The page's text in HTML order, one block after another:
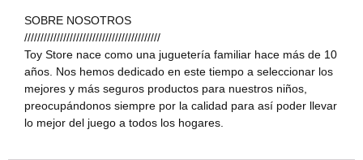
SOBRE NOSOTROS
//////////////////////////////////////////
Toy Store nace como una juguetería familiar hace más de 10
años. Nos hemos dedicado en este tiempo a seleccionar los
mejores y más seguros productos para nuestros niños,
preocupándonos siempre por la calidad para así poder llevar
lo mejor del juego a todos los hogares.